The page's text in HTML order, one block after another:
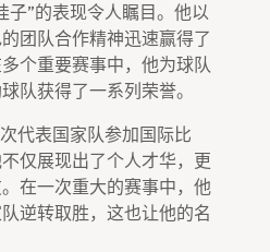
子”的表现令人瞩目。他以
团队合作精神迅速赢得了
个重要赛事中，他为球队
队获得了一系列荣誉。
代表国家队参加国际比
仅展现出了个人才华，更
在一次重大的赛事中，他
逆转取胜，这也让他的名